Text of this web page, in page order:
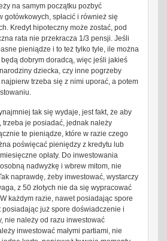
na samym początku pozbyć
gotówkowych, spłacić i również się
Kredyt hipoteczny może zostać, pod
rata nie przekracza 1/3 pensji. Jeśli
pieniądze i to też tylko tyle, ile można
dobrym doradcą, więc jeśli jakieś
dziecka, czy inne pogrzeby
trzeba się z nimi uporać, a potem
tak się wydaje, jest fakt, że aby
je posiadać, jednak należy
te pieniądze, które w razie czego
poświęcać pieniędzy z kredytu lub
opłaty. Do inwestowania
nadwyżkę i wbrew mitom, nie
naprawdę, żeby inwestować, wystarczy
z 50 złotych nie da się wypracować
każdym razie, nawet posiadając spore
już spore doświadczenie i
nie należy od razu inwestować
inwestować małymi partiami, nie